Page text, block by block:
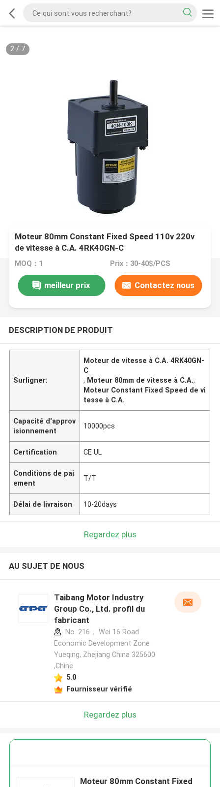
2/ 7
Moteur 80mm Constant Fixed Speed 110v 220v
de vitesse à C.A. 4RK40GN-C
MOQ：1 Prix：30-40$/PCS
meilleur prix Contactez nous
DESCRIPTION DE PRODUIT
Surligner:
Moteur de vitesse à C.A. 4RK40GN-
C
, Moteur 80mm de vitesse à C.A.,
Moteur Constant Fixed Speed de vi
tesse à C.A.
Capacité d'approv
isionnement
10000pcs
Certification CE UL
Conditions de pai
ement
T/T
Délai de livraison 10-20days
Regardez plus
AU SUJET DE NOUS
Taibang Motor Industry
Group Co., Ltd. profil du
fabricant
No. 216， Wei 16 Road
Economic Development Zone
Yueqing, Zhejiang China 325600
,Chine
5.0
Fournisseur vérifié
Regardez plus
Moteur 80mm Constant Fixed